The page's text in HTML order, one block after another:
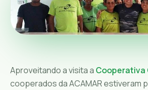
Aproveitando a visita a Cooperativa
cooperados da ACAMAR estiveram